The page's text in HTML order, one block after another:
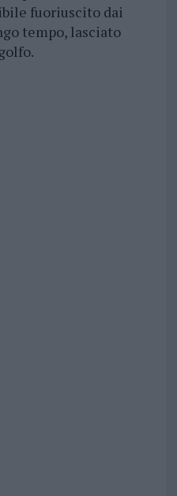
fuoriuscito dai
tempo, lasciato